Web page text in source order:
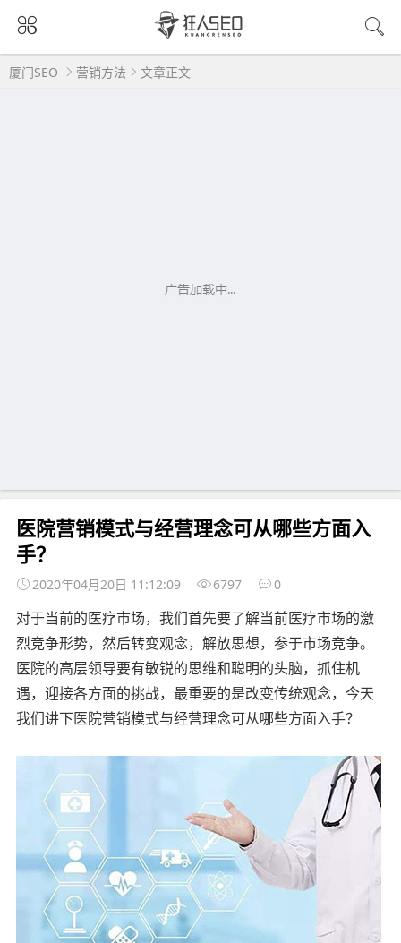
厦门SEO 营销方法 文章正文
医院营销模式与经营理念可从哪些方面入
手？
2020年04月20日 11:12:09 6797 0
对于当前的医疗市场，我们首先要了解当前医疗市场的激
烈竞争形势，然后转变观念，解放思想，参于市场竞争。
医院的高层领导要有敏锐的思维和聪明的头脑，抓住机
遇，迎接各方面的挑战，最重要的是改变传统观念，今天
我们讲下医院营销模式与经营理念可从哪些方面入手？